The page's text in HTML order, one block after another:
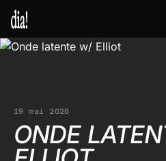
19 mai 2026
ONDE